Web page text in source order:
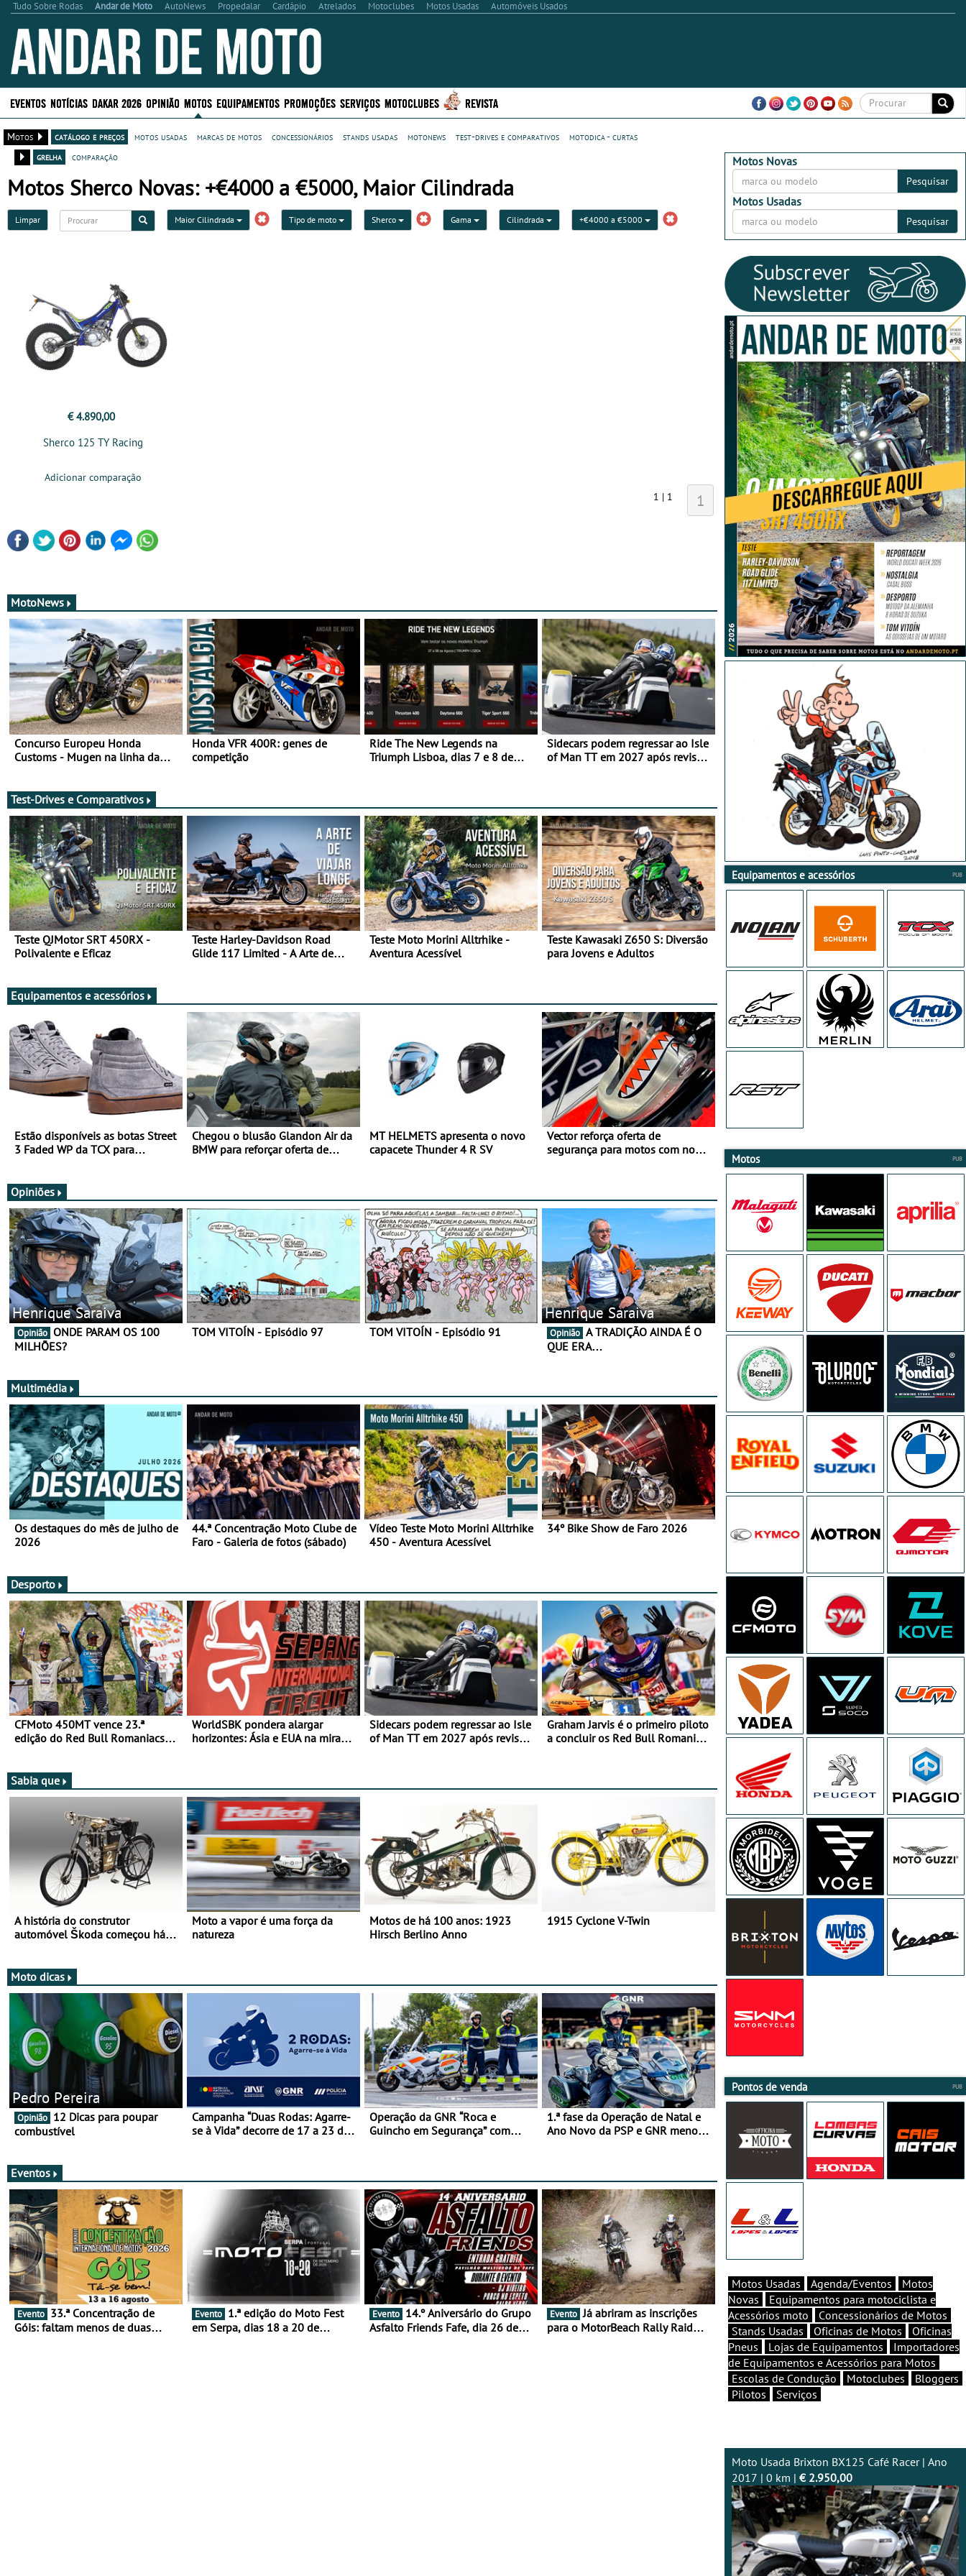
Tudo Sobre Rodas Andar de Moto AutoNews Propedalar Cardápio Atrelados Motoclubes Motos Usadas Automóveis Usados
EVENTOS NOTÍCIAS DAKAR 2026 OPINIÃO MOTOS EQUIPAMENTOS PROMOÇÕES SERVIÇOS MOTOCLUBES REVISTA
Motos catálogo e preços motos usadas marcas de motos concessionários stands usadas motonews test-drives e comparativos
motodica - curtas
grelha
comparação
Motos Sherco Novas: +€4000 a €5000, Maior Cilindrada
Limpar Maior Cilindrada Tipo de moto Sherco Gama Cilindrada +€4000 a €5000
€ 4.890,00
Sherco 125 TY Racing
Adicionar comparação
1 | 1
1
MotoNews
Concurso Europeu Honda
Customs - Mugen na linha da
Honda VFR 400R: genes de
competição
Ride The New Legends na
Triumph Lisboa, dias 7 e 8 de
Sidecars podem regressar ao Isle
of Man TT em 2027 após revisão
Test-Drives e Comparativos
Teste QJMotor SRT 450RX -
Polivalente e Eficaz
Teste Harley-Davidson Road
Glide 117 Limited - A Arte de
Teste Moto Morini Alltrhike -
Aventura Acessível
Teste Kawasaki Z650 S: Diversão
para Jovens e Adultos
Equipamentos e acessórios
Estão disponíveis as botas Street
3 Faded WP da TCX para
Chegou o blusão Glandon Air da
BMW para reforçar oferta de
MT HELMETS apresenta o novo
capacete Thunder 4 R SV
Vector reforça oferta de
segurança para motos com nova
Opiniões
Henrique Saraiva
Opinião
MILHÕES?
TOM VITOÍN - Episódio 97 TOM VITOÍN - Episódio 91
Henrique Saraiva
Opinião
QUE ERA…
Multimédia
Os destaques do mês de julho de
2026
44.ª Concentração Moto Clube de
Faro - Galeria de fotos (sábado)
Vídeo Teste Moto Morini Alltrhike
450 - Aventura Acessível
34º Bike Show de Faro 2026
Desporto
CFMoto 450MT vence 23.ª
edição do Red Bull Romaniacs
WorldSBK pondera alargar
horizontes: Ásia e EUA na mira
Sidecars podem regressar ao Isle
of Man TT em 2027 após revisão
Graham Jarvis é o primeiro piloto
a concluir os Red Bull Romaniacs
Sabia que
A história do construtor
automóvel Škoda começou há
Moto a vapor é uma força da
natureza
Motos de há 100 anos: 1923
Hirsch Berlino Anno
1915 Cyclone V-Twin
Moto dicas
Pedro Pereira
Opinião
combustível
Campanha “Duas Rodas: Agarre-
se à Vida” decorre de 17 a 23 de
Operação da GNR “Roca e
Guincho em Segurança” com
1.ª fase da Operação de Natal e
Ano Novo da PSP e GNR menos
Eventos
Evento
Góis: faltam menos de duas
Evento
em Serpa, dias 18 a 20 de
Evento
Asfalto Friends Fafe, dia 26 de
Evento Já abriram as inscrições
para o MotorBeach Rally Raid
Motos Novas
Pesquisar
Motos Usadas
Pesquisar
Equipamentos e acessórios
Motos
Pontos de venda
Motos Usadas Agenda/Eventos
Motos
Novas
Equipamentos para motociclista e
Acessórios moto
Concessionários de Motos
Stands Usadas
Oficinas de Motos
Oficinas
Pneus
Lojas de Equipamentos
Importadores
de Equipamentos e Acessórios para Motos
Escolas de Condução
Motoclubes
Bloggers
Pilotos
Serviços
Moto Usada Brixton BX125 Café Racer | Ano
2017 | 0 km | € 2.950,00